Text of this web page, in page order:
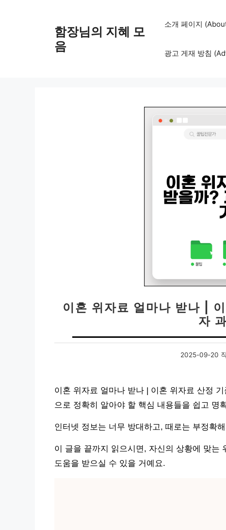
함장님의 지혜 모
음
소개 페이지
광고 게재 방침
이혼 위자료 얼마나 받나 |
자
2025-09-20
이혼 위자료 얼마나 받나 | 이혼 위자료 산정
으로 정확히 알아야 할 핵심 내용들을 쉽고 명
인터넷 정보는 너무 방대하고, 때로는 부정확
이 글을 끝까지 읽으시면, 자신의 상황에 맞는
도움을 받으실 수 있을 거예요.